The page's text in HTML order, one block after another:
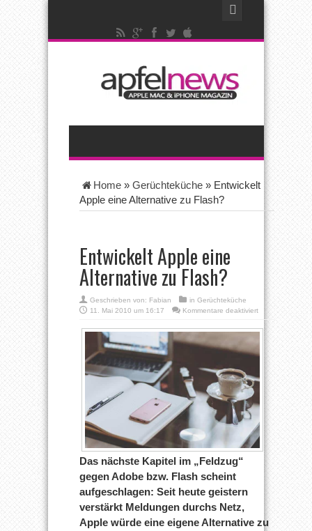
Home » Gerüchteküche » Entwickelt
Apple eine Alternative zu Flash?
Entwickelt Apple eine
Alternative zu Flash?
Geschrieben von: Fabian in Gerüchteküche
11. Mai 2010 um 16:17
Kommentare deaktiviertfür
Entwickelt
Apple
zu
Das nächste Kapitel im „Feldzug“
gegen Adobe bzw. Flash scheint
aufgeschlagen: Seit heute geistern
verstärkt Meldungen durchs Netz,
Apple würde eine eigene Alternative zu